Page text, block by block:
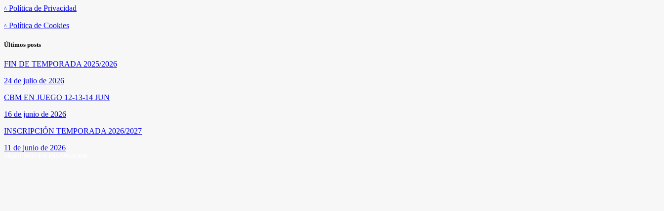
Política de Privacidad
Política de Cookies
Últimos posts
FIN DE TEMPORADA 2025/2026
24 de julio de 2026
CBM EN JUEGO 12-13-14 JUN
16 de junio de 2026
INSCRIPCIÓN TEMPORADA 2026/2027
11 de junio de 2026